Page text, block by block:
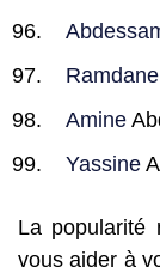
Ramdane
Amine
Yassine
La popularité
vous aider à